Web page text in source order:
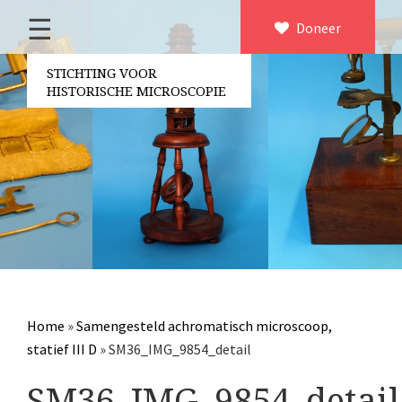
×
Home
Over ons
Contact
Bestuur
Vrijwilligers
Partners
Jaarverslagen
Microscopen
Overige optische instrumenten
Elektrische meetapparatuur
Doneer
☰
STICHTING VOOR
HISTORISCHE MICROSCOPIE
Home »Samengesteld achromatisch microscoop,
statief III D »SM36_IMG_9854_detail